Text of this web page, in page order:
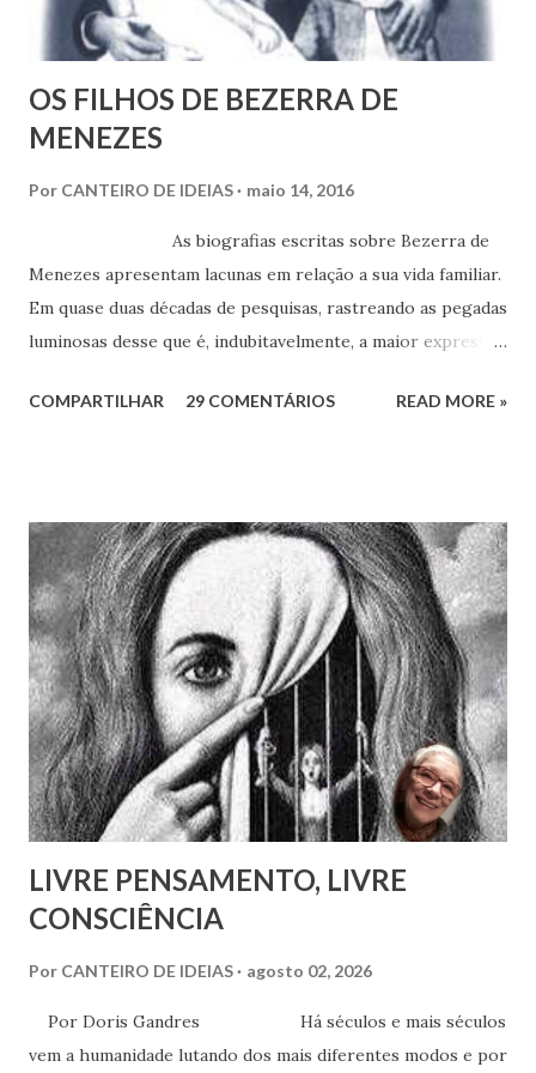
OS FILHOS DE BEZERRA DE
MENEZES
Por CANTEIRO DE IDEIAS maio 14, 2016
As biografias escritas sobre Bezerra de
Menezes apresentam lacunas em relação a sua vida familiar.
Em quase duas décadas de pesquisas, rastreando as pegadas
luminosas desse que é, indubitavelmente, a maior expressão
documentos que nos permitem esclarecer um pouco mais
Damas Martins e, particularmente, da querida amiga Lúcia
Bezerra, sobrinha-bisneta de Bezerra, residente em
Fortaleza, conseguimos montar a maior parte desse
intricado quebra-cabeças, cujas informações
compartilhamos neste mês em que relembramos os 180
anos de seu nascimento. Bezerra casou-se...
COMPARTILHAR 29 COMENTÁRIOS READ MORE »
LIVRE PENSAMENTO, LIVRE
CONSCIÊNCIA
Por CANTEIRO DE IDEIAS agosto 02, 2026
Por Doris Gandres Há séculos e mais séculos
vem a humanidade lutando dos mais diferentes modos e por